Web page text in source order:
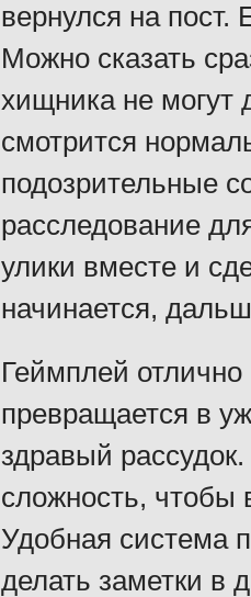
вернулся на пост.
Можно сказать
хищника не могут
смотрится
подозрительные
расследование
улики вместе и
начинается,
Геймплей
превращается в
здравый
сложность, чтобы
Удобная система
делать заметки в